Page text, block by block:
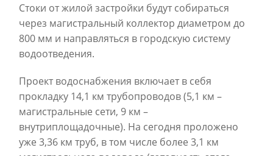
Стоки от жилой застройки будут собираться
через магистральный коллектор диаметром до
800 мм и направляться в городскую систему
водоотведения.
Проект водоснабжения включает в себя
прокладку 14,1 км трубопроводов (5,1 км –
магистральные сети, 9 км –
внутриплощадочные). На сегодня проложено
уже 3,36 км труб, в том числе более 3,1 км